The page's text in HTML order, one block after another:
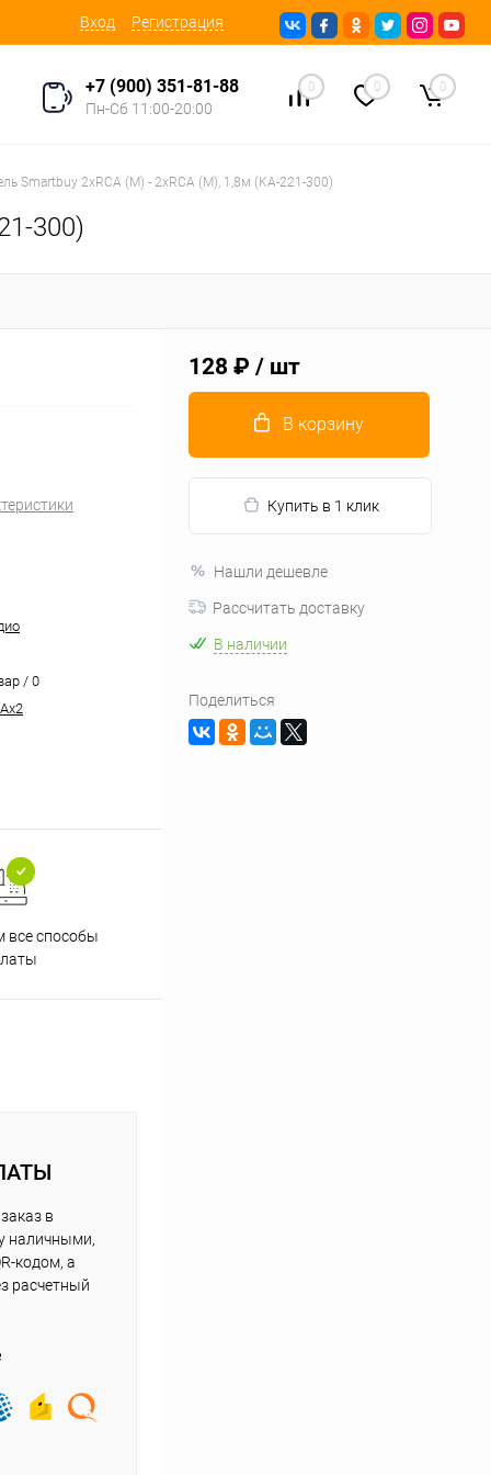
Вход Регистрация
+7 (900) 351-81-88
Пн-Сб 11:00-20:00
0 0 0
Smartbuy 2xRCA (M) - 2xRCA (M), 1,8м (KA-221-300)
300)
/ 0
все способы
в
наличными,
кодом, а
расчетный
128 ₽ / шт
В корзину
Купить в 1 клик
Нашли дешевле
Рассчитать доставку
В наличии
Поделиться